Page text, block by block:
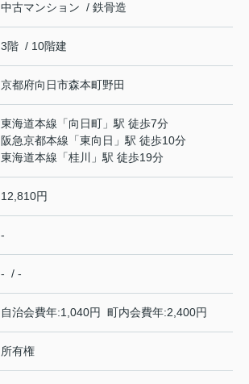
中古マンション / 鉄骨造
3階 / 10階建
京都府向日市森本町野田
東海道本線 「向日町 」駅 徒歩7分
阪急京都本線 「東向日 」駅 徒歩10分
東海道本線 「桂川 」駅 徒歩19分
12,810円
-
- / -
自治会費年:1,040円 町内会費年:2,400円
所有権